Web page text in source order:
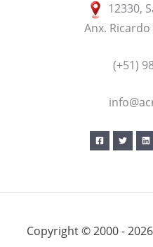
12330,
Anx.
(+51)
Copyright © 2000 - 2026